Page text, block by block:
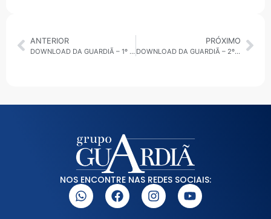
ANTERIOR
DOWNLOAD DA GUARDIÃ – 1º 30 MINUTOS – 05.05.25 • ALTO TIETÊ – SP
PRÓXIMO
DOWNLOAD DA GUARDIÃ – 2º 30 MINUTOS – 05.05.25 • LITORAL NORTE
NOS ENCONTRE NAS REDES SOCIAIS: